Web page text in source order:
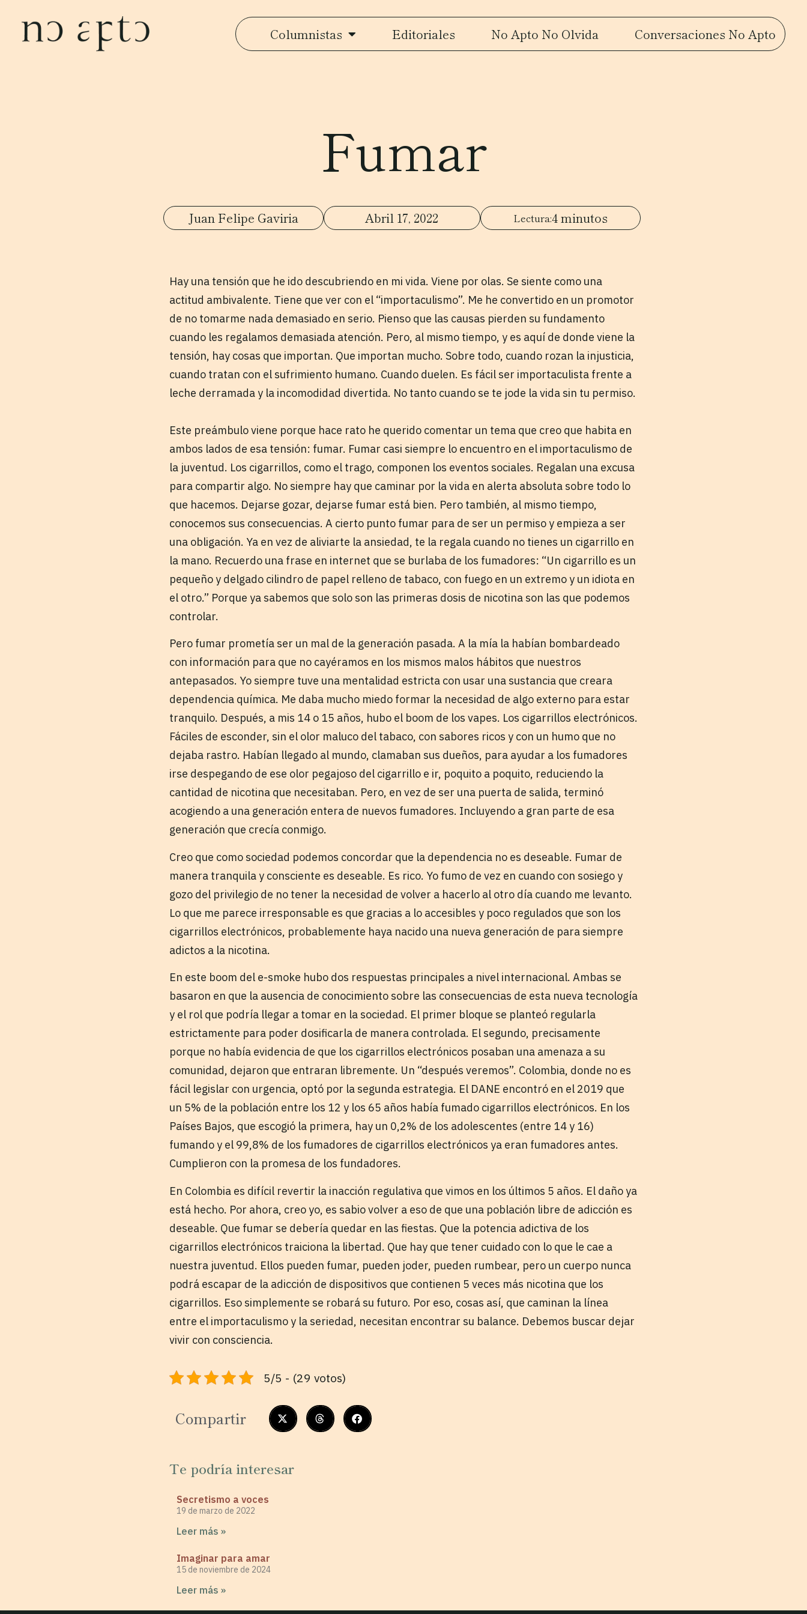
Columnistas Editoriales No Apto No Olvida Conversaciones No Apto
Fumar
Juan Felipe Gaviria Abril 17, 2022 4 minutos
Hay una tensión que he ido descubriendo en mi vida. Viene por olas. Se siente como una
actitud ambivalente. Tiene que ver con el “importaculismo”. Me he convertido en un promotor
de no tomarme nada demasiado en serio. Pienso que las causas pierden su fundamento
cuando les regalamos demasiada atención. Pero, al mismo tiempo, y es aquí de donde viene la
tensión, hay cosas que importan. Que importan mucho. Sobre todo, cuando rozan la injusticia,
cuando tratan con el sufrimiento humano. Cuando duelen. Es fácil ser importaculista frente a
leche derramada y la incomodidad divertida. No tanto cuando se te jode la vida sin tu permiso.
Este preámbulo viene porque hace rato he querido comentar un tema que creo que habita en
ambos lados de esa tensión: fumar. Fumar casi siempre lo encuentro en el importaculismo de
la juventud. Los cigarrillos, como el trago, componen los eventos sociales. Regalan una excusa
para compartir algo. No siempre hay que caminar por la vida en alerta absoluta sobre todo lo
que hacemos. Dejarse gozar, dejarse fumar está bien. Pero también, al mismo tiempo,
conocemos sus consecuencias. A cierto punto fumar para de ser un permiso y empieza a ser
una obligación. Ya en vez de aliviarte la ansiedad, te la regala cuando no tienes un cigarrillo en
la mano. Recuerdo una frase en internet que se burlaba de los fumadores: “Un cigarrillo es un
pequeño y delgado cilindro de papel relleno de tabaco, con fuego en un extremo y un idiota en
el otro.” Porque ya sabemos que solo son las primeras dosis de nicotina son las que podemos
controlar.
Pero fumar prometía ser un mal de la generación pasada. A la mía la habían bombardeado
con información para que no cayéramos en los mismos malos hábitos que nuestros
antepasados. Yo siempre tuve una mentalidad estricta con usar una sustancia que creara
dependencia química. Me daba mucho miedo formar la necesidad de algo externo para estar
tranquilo. Después, a mis 14 o 15 años, hubo el boom de los vapes. Los cigarrillos electrónicos.
Fáciles de esconder, sin el olor maluco del tabaco, con sabores ricos y con un humo que no
dejaba rastro. Habían llegado al mundo, clamaban sus dueños, para ayudar a los fumadores
irse despegando de ese olor pegajoso del cigarrillo e ir, poquito a poquito, reduciendo la
cantidad de nicotina que necesitaban. Pero, en vez de ser una puerta de salida, terminó
acogiendo a una generación entera de nuevos fumadores. Incluyendo a gran parte de esa
generación que crecía conmigo.
Creo que como sociedad podemos concordar que la dependencia no es deseable. Fumar de
manera tranquila y consciente es deseable. Es rico. Yo fumo de vez en cuando con sosiego y
gozo del privilegio de no tener la necesidad de volver a hacerlo al otro día cuando me levanto.
Lo que me parece irresponsable es que gracias a lo accesibles y poco regulados que son los
cigarrillos electrónicos, probablemente haya nacido una nueva generación de para siempre
adictos a la nicotina.
En este boom del e-smoke hubo dos respuestas principales a nivel internacional. Ambas se
basaron en que la ausencia de conocimiento sobre las consecuencias de esta nueva tecnología
y el rol que podría llegar a tomar en la sociedad. El primer bloque se planteó regularla
estrictamente para poder dosificarla de manera controlada. El segundo, precisamente
porque no había evidencia de que los cigarrillos electrónicos posaban una amenaza a su
comunidad, dejaron que entraran libremente. Un “después veremos”. Colombia, donde no es
fácil legislar con urgencia, optó por la segunda estrategia. El DANE encontró en el 2019 que
un 5% de la población entre los 12 y los 65 años había fumado cigarrillos electrónicos. En los
Países Bajos, que escogió la primera, hay un 0,2% de los adolescentes (entre 14 y 16)
fumando y el 99,8% de los fumadores de cigarrillos electrónicos ya eran fumadores antes.
Cumplieron con la promesa de los fundadores.
En Colombia es difícil revertir la inacción regulativa que vimos en los últimos 5 años. El daño ya
está hecho. Por ahora, creo yo, es sabio volver a eso de que una población libre de adicción es
deseable. Que fumar se debería quedar en las fiestas. Que la potencia adictiva de los
cigarrillos electrónicos traiciona la libertad. Que hay que tener cuidado con lo que le cae a
nuestra juventud. Ellos pueden fumar, pueden joder, pueden rumbear, pero un cuerpo nunca
podrá escapar de la adicción de dispositivos que contienen 5 veces más nicotina que los
cigarrillos. Eso simplemente se robará su futuro. Por eso, cosas así, que caminan la línea
entre el importaculismo y la seriedad, necesitan encontrar su balance. Debemos buscar dejar
vivir con consciencia.
5/5 - (29 votos)
Compartir
Te podría interesar
Secretismo a voces
19 de marzo de 2022
Leer más »
Imaginar para amar
15 de noviembre de 2024
Leer más »